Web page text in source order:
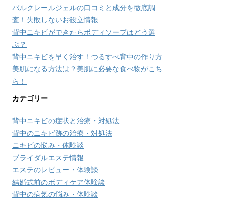
パルクレールジェルの口コミと成分を徹底調
査！失敗しないお役立情報
背中ニキビができたらボディソープはどう選
ぶ？
背中ニキビを早く治す！つるすべ背中の作り方
美肌になる方法は？美肌に必要な食べ物がこち
ら！
カテゴリー
背中ニキビの症状と治療・対処法
背中のニキビ跡の治療・対処法
ニキビの悩み・体験談
ブライダルエステ情報
エステのレビュー・体験談
結婚式前のボディケア体験談
背中の病気の悩み・体験談